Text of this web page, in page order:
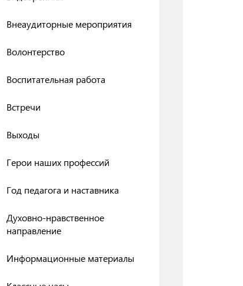
Внеаудиторные мероприятия
Волонтерство
Воспитательная работа
Встречи
Выходы
Герои наших профессий
Год педагога и наставника
Духовно-нравственное
направление
Информационные материалы